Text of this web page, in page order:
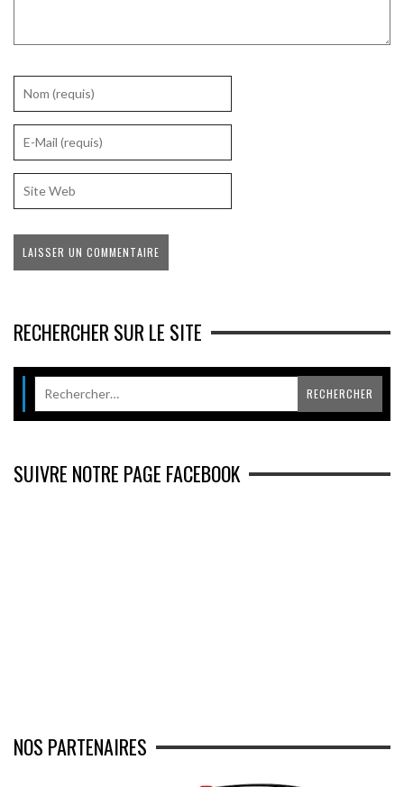
RECHERCHER SUR LE SITE
SUIVRE NOTRE PAGE FACEBOOK
NOS PARTENAIRES